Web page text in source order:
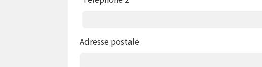
Adresse postale